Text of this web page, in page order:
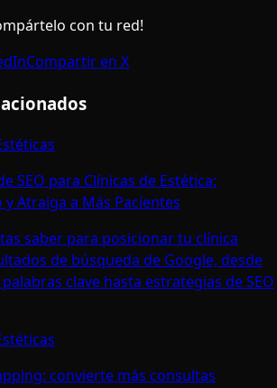
con tu red!
Compartir en X
SEO para Clínicas de Estética:
Atraiga a Más Pacientes
saber para posicionar tu clínica
de búsqueda de Google, desde
clave hasta estrategias de SEO
convierte más consultas